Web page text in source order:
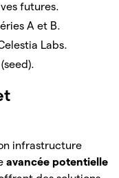
futures.
A et B.
Labs.
infrastructure
avancée potentielle